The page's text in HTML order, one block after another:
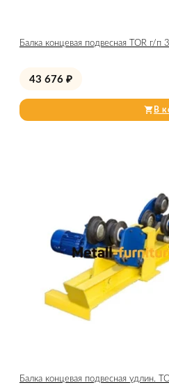
Балка концевая подвесная TOR г/п
43 676 ₽
В
Балка концевая подвесная удлин.